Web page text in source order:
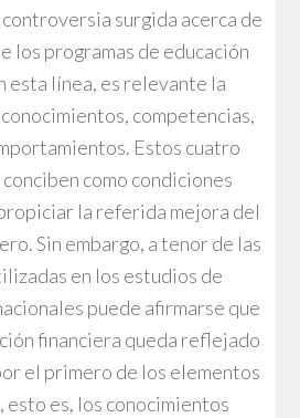
surgida acerca de
los programas de educación
esta línea, es relevante la
competencias,
Estos cuatro
como condiciones
la referida mejora del
Sin embargo, a tenor de las
en los estudios de
puede afirmarse que
financiera queda reflejado
el primero de los elementos
esto es, los conocimientos